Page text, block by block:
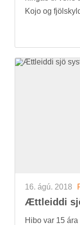
Kojo og
16. ágú. 2018
Ætt­leiddi
Hibo var 15